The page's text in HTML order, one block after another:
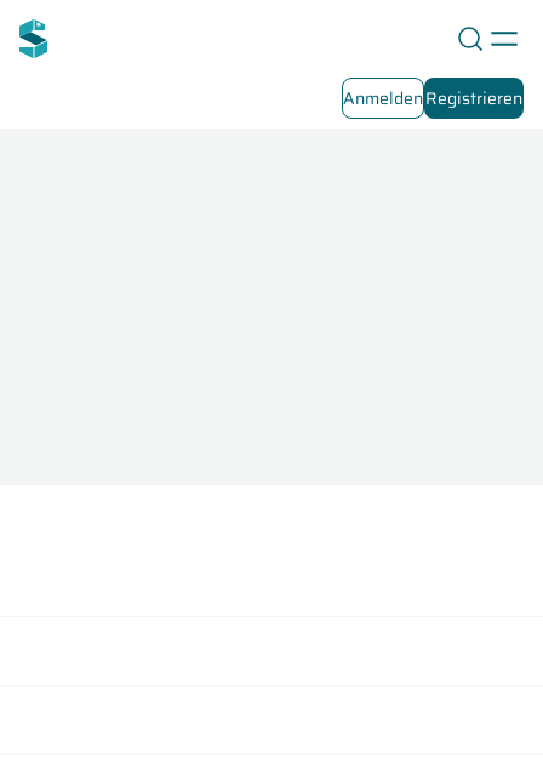
AnmeldenRegistrieren